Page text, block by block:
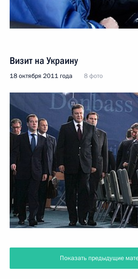
Визит на Украину
18 октября 2011 года 8 фото
Показать предыдущие